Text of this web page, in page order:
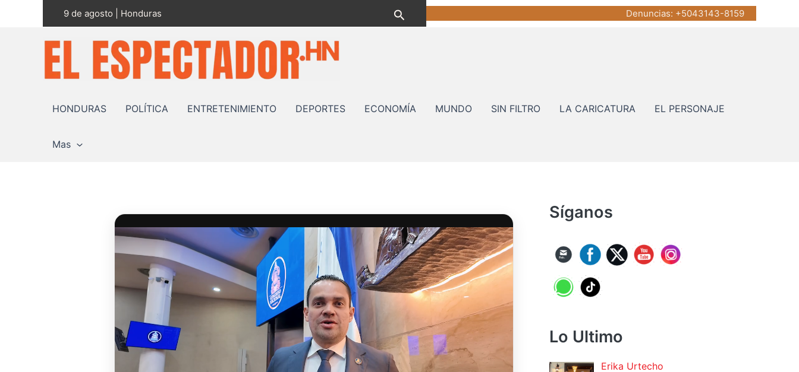
9 de agosto | Honduras Buscar Denuncias: +5043143-8159
HONDURAS POLÍTICA ENTRETENIMIENTO DEPORTES ECONOMÍA MUNDO SIN FILTRO LA CARICATURA EL PERSONAJE
Mas
Síganos
Lo Ultimo
Erika Urtecho